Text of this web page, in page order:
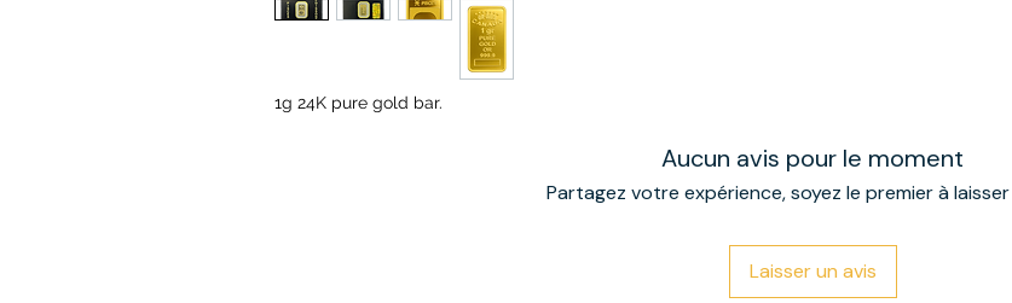
1g 24K pure gold bar.
Aucun avis pour le moment
Partagez votre expérience, soyez le premier à laisser
Laisser un avis